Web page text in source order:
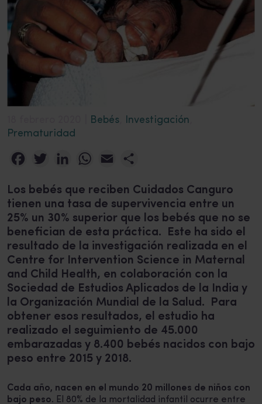
Bebés Investigación
Prematuridad
FacebookTwitterLinkedInWhatsApp
Email
Los bebés que reciben Cuidados Canguro
tienen una tasa de supervivencia entre un
25% un 30% superior que los bebés que no se
benefician de esta práctica. Este ha sido el
resultado de la investigación realizada en el
Centre for Intervention Science in Maternal
and Child Health, en colaboración con la
Sociedad de Estudios Aplicados de la India y
la Organización Mundial de la Salud. Para
obtener esos resultados, el estudio ha
realizado el seguimiento de 45.000
embarazadas y 8.400 bebés nacidos con bajo
peso entre 2015 y 2018.
Cada año, nacen en el mundo 20 millones de niños con
bajo peso. El 80% de la mortalidad infantil ocurre entre